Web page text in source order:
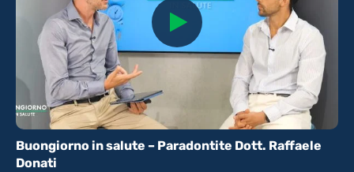
Buongiorno in salute – Paradontite Dott. Raffaele
Donati